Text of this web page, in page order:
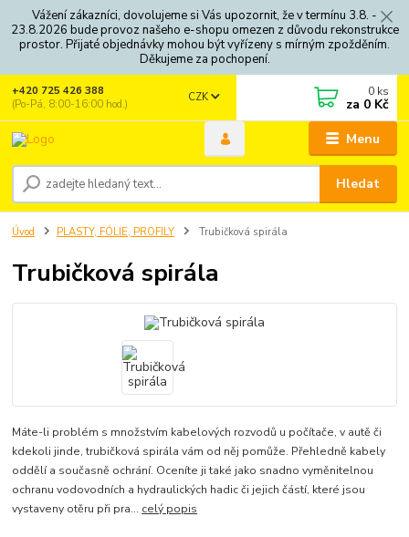
Vážení zákazníci, dovolujeme si Vás upozornit, že v termínu 3.8. -
23.8.2026 bude provoz našeho e-shopu omezen z důvodu rekonstrukce
prostor. Přijaté objednávky mohou být vyřízeny s mírným zpožděním.
Děkujeme za pochopení.
Menu
CZK
Hledat
+420 725 426 388
(Po-Pá, 8:00-16:00 hod.)
0 ks
za 0 Kč
Úvod PLASTY, FÓLIE, PROFILY Trubičková spirála
Trubičková spirála
Máte-li problém s množstvím kabelových rozvodů u počítače, v autě či
kdekoli jinde, trubičková spirála vám od něj pomůže. Přehledně kabely
oddělí a současně ochrání. Oceníte ji také jako snadno vyměnitelnou
ochranu vodovodních a hydraulických hadic či jejich částí, které jsou
vystaveny otěru při pra... celý popis